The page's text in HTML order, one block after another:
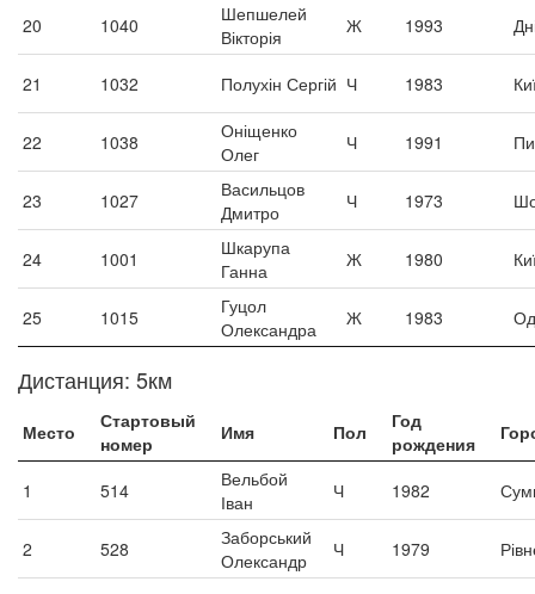
20 1040
Шепшелей
Вікторія
Ж 1993
21 1032 Полухін Сергій Ч 1983
22 1038
Оніщенко
Олег
Ч 1991
23 1027
Васильцов
Дмитро
Ч 1973
24 1001
Шкарупа
Ганна
Ж 1980
25 1015
Гуцол
Олександра
Ж 1983
Дистанция: 5км
Место
Стартовый
номер
Имя Пол
Год
рождения
1 514
Вельбой
Іван
Ч 1982
2 528
Заборський
Олександр
Ч 1979